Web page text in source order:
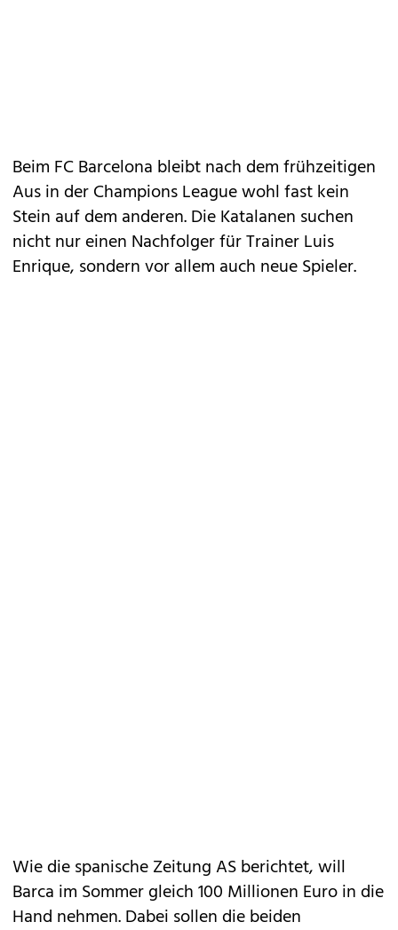
Beim FC Barcelona bleibt nach dem frühzeitigen
Aus in der Champions League wohl fast kein
Stein auf dem anderen. Die Katalanen suchen
nicht nur einen Nachfolger für Trainer Luis
Enrique, sondern vor allem auch neue Spieler.
Wie die spanische Zeitung AS berichtet, will
Barca im Sommer gleich 100 Millionen Euro in die
Hand nehmen. Dabei sollen die beiden